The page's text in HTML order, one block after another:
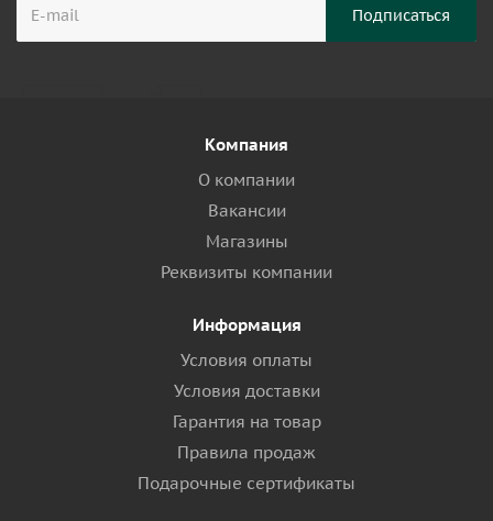
Компания
О компании
Вакансии
Магазины
Реквизиты компании
Информация
Условия оплаты
Условия доставки
Гарантия на товар
Правила продаж
Подарочные сертификаты